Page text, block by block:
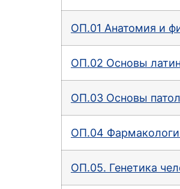
ОП.01 Анатомия и
ОП.02 Основы
ОП.03 Основы
ОП.04
ОП.05. Генетика